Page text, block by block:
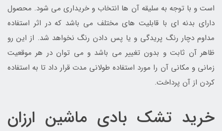
است و با توجه به سلیقه آن ها انتخاب و خریداری می شود. محصول
دارای بدنه ای با قابلیت های مختلف می باشد که در اثر استفاده
مداوم دچار رنگ پریدگی و یا پس دادن رنگ نخواهد شد. از این رو
ظاهر آن ثابت و بدون تغییر می باشد و می توان در هر موقعیت
زمانی و مکانی آن را مورد استفاده طولانی مدت قرار داد تا به استفاده
کردن از آن پرداخت.
خرید تشک بادی ماشین ارزان